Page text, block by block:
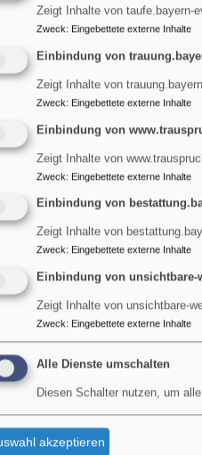
aber überzeugen Sie
Zeigt Inhalte von taufe.bayern-
Zweck: Eingebettete externe Inhalte
Einbindung von
Zeigt Inhalte von
Zweck: Eingebettete externe Inhalte
Einbindung von
Zeigt Inhalte von
Zweck: Eingebettete externe Inhalte
Einbindung von
Zeigt Inhalte von
Zweck: Eingebettete externe Inhalte
Einbindung von
Zeigt Inhalte von unsichtbare-
Zweck: Eingebettete externe Inhalte
Alle Dienste umschalten
Diesen Schalter nutzen, um
akzeptieren